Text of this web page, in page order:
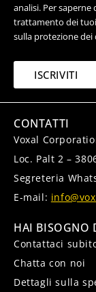
analisi. Per
trattamento dei
sulla protezione dei
ISCRIVITI
CONTATTI
Voxal
Loc. Palt 2 –
Segreteria
E-mail:
HAI BISOGNO
Contattaci
Chatta con noi
Dettagli sulla